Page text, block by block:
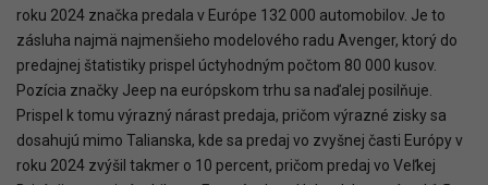
roku 2024 značka predala v Európe 132 000 automobilov. Je to
zásluha najmä najmenšieho modelového radu Avenger, ktorý do
predajnej štatistiky prispel úctyhodným počtom 80 000 kusov.
Pozícia značky Jeep na európskom trhu sa naďalej posilňuje.
Prispel k tomu výrazný nárast predaja, pričom výrazné zisky sa
dosahujú mimo Talianska, kde sa predaj vo zvyšnej časti Európy v
roku 2024 zvýšil takmer o 10 percent, pričom predaj vo Veľkej